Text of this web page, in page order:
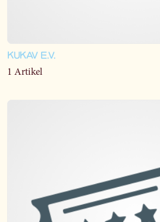
KUKAV E.V.
1 Artikel